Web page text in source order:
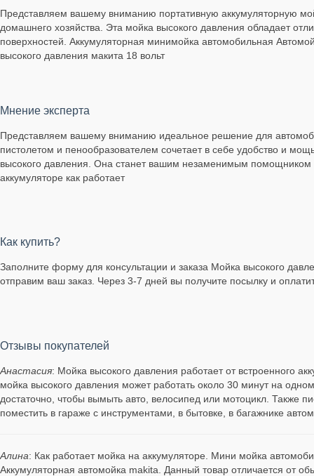
Представляем вашему вниманию портативную аккумуляторную
домашнего хозяйства. Эта мойка высокого давления обладает
поверхностей. Аккумуляторная минимойка автомобильная
высокого давления макита 18 вольт
Мнение эксперта
Представляем вашему вниманию идеальное решение для
пистолетом и пенообразователем сочетает в себе удобство и
высокого давления. Она станет вашим незаменимым
аккумуляторе как работает
Как купить?
Заполните форму для консультации и заказа Мойка высокого
отправим ваш заказ. Через 3-7 дней вы получите посылку и
Отзывы покупателей
Анастасия: Мойка высокого давления работает от встроенного
мойка высокого давления может работать около 30 минут на
достаточно, чтобы вымыть авто, велосипед или мотоцикл. Также
поместить в гараже с инструментами, в бытовке, в багажнике
Алина: Как работает мойка на аккумуляторе. Мини мойка
Аккумуляторная автомойка makita. Данный товар отличается от